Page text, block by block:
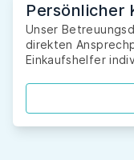
Persönlicher
Unser
direkten
Einkaufshelfer